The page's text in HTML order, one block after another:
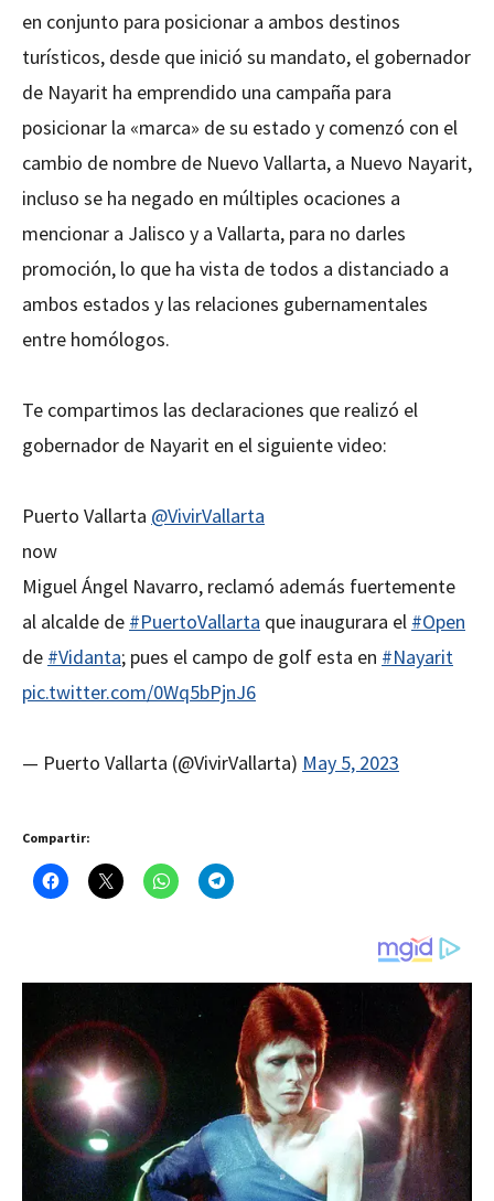
en conjunto para posicionar a ambos destinos
turísticos, desde que inició su mandato, el gobernador
de Nayarit ha emprendido una campaña para
posicionar la «marca» de su estado y comenzó con el
cambio de nombre de Nuevo Vallarta, a Nuevo Nayarit,
incluso se ha negado en múltiples ocaciones a
mencionar a Jalisco y a Vallarta, para no darles
promoción, lo que ha vista de todos a distanciado a
ambos estados y las relaciones gubernamentales
entre homólogos.
Te compartimos las declaraciones que realizó el
gobernador de Nayarit en el siguiente video:
Puerto Vallarta @VivirVallarta
now
Miguel Ángel Navarro, reclamó además fuertemente
al alcalde de #PuertoVallarta que inaugurara el #Open
de #Vidanta; pues el campo de golf esta en #Nayarit
pic.twitter.com/0Wq5bPjnJ6
— Puerto Vallarta (@VivirVallarta) May 5, 2023
Compartir: